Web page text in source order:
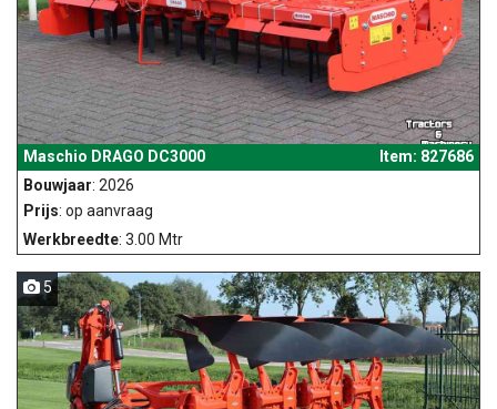
Maschio DRAGO DC3000
Item: 827686
Bouwjaar: 2026
Prijs: op aanvraag
Werkbreedte: 3.00 Mtr
5